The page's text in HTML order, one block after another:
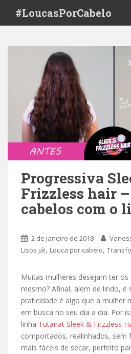
i
#LoucasPorCabelo
Progressiva
Frizzless hair –
cabelos com o
2 de janeiro de 2018
Lisos já!, Louca por cabelo,
Muitas mulheres desejam ter os
mesmo? Afinal, além de lindo, é
praticidade é algo que a mulher
em busca no seu dia a dia. Por
linha Tutanat Sleek & Frizzless
comportados, realinhados, sem
mais fáceis de secar, perfeito